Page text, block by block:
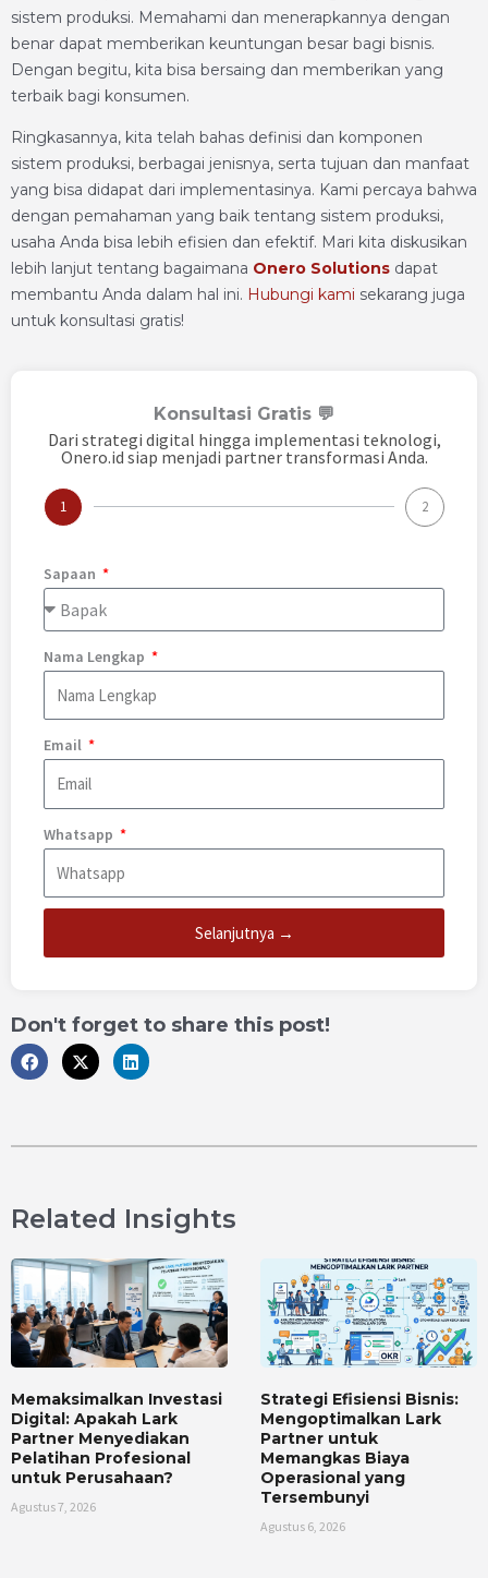
sistem produksi. Memahami dan menerapkannya dengan
benar dapat memberikan keuntungan besar bagi bisnis.
Dengan begitu, kita bisa bersaing dan memberikan yang
terbaik bagi konsumen.
Ringkasannya, kita telah bahas definisi dan komponen
sistem produksi, berbagai jenisnya, serta tujuan dan manfaat
yang bisa didapat dari implementasinya. Kami percaya bahwa
dengan pemahaman yang baik tentang sistem produksi,
usaha Anda bisa lebih efisien dan efektif. Mari kita diskusikan
lebih lanjut tentang bagaimana Onero Solutions dapat
membantu Anda dalam hal ini. Hubungi kami sekarang juga
untuk konsultasi gratis!
Konsultasi Gratis 💬
Dari strategi digital hingga implementasi teknologi,
Onero.id siap menjadi partner transformasi Anda.
1 2
Sapaan
Nama Lengkap
Email
Whatsapp
Selanjutnya →
Don't forget to share this post!
Related Insights
Memaksimalkan Investasi
Digital: Apakah Lark
Partner Menyediakan
Pelatihan Profesional
untuk Perusahaan?
Agustus 7, 2026
Strategi Efisiensi Bisnis:
Mengoptimalkan Lark
Partner untuk
Memangkas Biaya
Operasional yang
Tersembunyi
Agustus 6, 2026